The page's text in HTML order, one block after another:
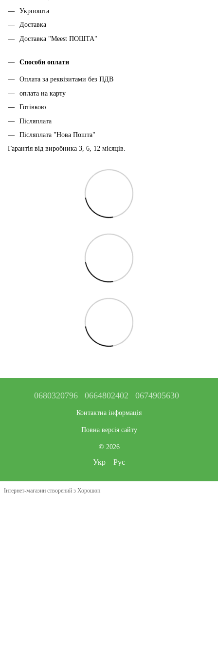
Укрпошта
Доставка
Доставка "Meest ПОШТА"
Способи оплати
Оплата за реквізитами без ПДВ
оплата на карту
Готівкою
Післяплата
Післяплата "Нова Пошта"
Гарантія від виробника 3, 6, 12 місяців.
0680320796 0664802402 0674905630
Контактна інформація
Повна версія сайту
© 2026
Укр Рус
Інтернет-магазин створений з Хорошоп